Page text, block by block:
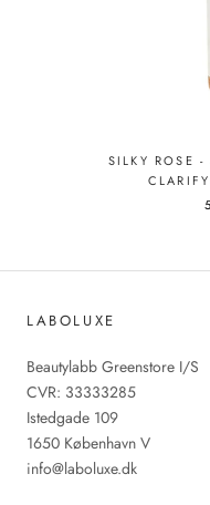
SILKY ROSE
LABOLUXE
Beautylabb Greenstore I/S
CVR: 33333285
Istedgade 109
1650 København V
info@laboluxe.dk